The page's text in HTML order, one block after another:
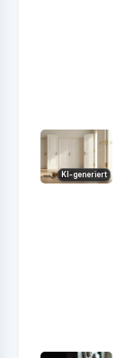
KI-generiert